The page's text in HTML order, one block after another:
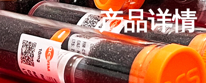
产品详情